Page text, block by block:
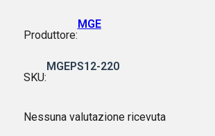
Produttore:
MGE
SKU:
MGEPS12-220
Nessuna valutazione ricevuta